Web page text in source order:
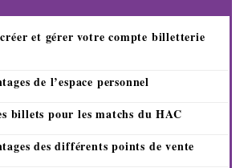
et gérer votre compte billetterie
de l’espace personnel
billets pour les matchs du HAC
des différents points de vente